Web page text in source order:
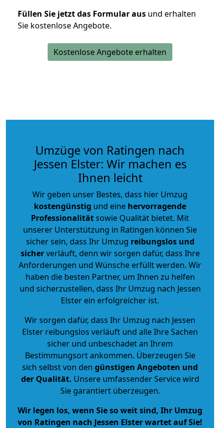
Füllen Sie jetzt das Formular aus und erhalten
Sie kostenlose Angebote.
Kostenlose Angebote erhalten
Umzüge von Ratingen nach
Jessen Elster: Wir machen es
Ihnen leicht
Wir geben unser Bestes, dass hier Umzug
kostengünstig und eine hervorragende
Professionalitätsowie Qualität bietet. Mit
unserer Unterstützung in Ratingen können Sie
sicher sein, dass Ihr Umzug reibungslos und
sicherverläuft, denn wir sorgen dafür, dass Ihre
Anforderungen und Wünsche erfüllt werden. Wir
haben die besten Partner, um Ihnen zu helfen
und sicherzustellen, dass Ihr Umzug nach Jessen
Elster ein erfolgreicher ist.
Wir sorgen dafür, dass Ihr Umzug nach Jessen
Elster reibungslos verläuft und alle Ihre Sachen
sicher und unbeschadet an Ihrem
Bestimmungsort ankommen. Überzeugen Sie
sich selbst von den günstigen Angeboten und
der Qualität. Unsere umfassender Service wird
Sie garantiert überzeugen.
Wir legen los, wenn Sie so weit sind, Ihr Umzug
von Ratingen nach Jessen Elster wartet auf Sie!